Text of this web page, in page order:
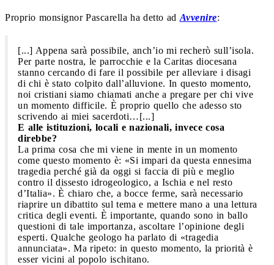
Proprio monsignor Pascarella ha detto ad Avvenire:
[...] Appena sarà possibile, anch’io mi recherò sull’isola.
Per parte nostra, le parrocchie e la Caritas diocesana
stanno cercando di fare il possibile per alleviare i disagi
di chi è stato colpito dall’alluvione. In questo momento,
noi cristiani siamo chiamati anche a pregare per chi vive
un momento difficile. È proprio quello che adesso sto
scrivendo ai miei sacerdoti…[...]
E alle istituzioni, locali e nazionali, invece cosa
direbbe?
La prima cosa che mi viene in mente in un momento
come questo momento è: «Si impari da questa ennesima
tragedia perché già da oggi si faccia di più e meglio
contro il dissesto idrogeologico, a Ischia e nel resto
d’Italia». È chiaro che, a bocce ferme, sarà necessario
riaprire un dibattito sul tema e mettere mano a una lettura
critica degli eventi. È importante, quando sono in ballo
questioni di tale importanza, ascoltare l’opinione degli
esperti. Qualche geologo ha parlato di «tragedia
annunciata». Ma ripeto: in questo momento, la priorità è
esser vicini al popolo ischitano.